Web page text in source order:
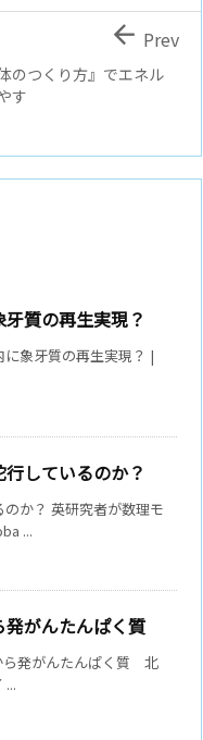
のつくり方』でエネル
す
 Prev
質の再生実現？
象牙質の再生実現？ |
しているのか？
か？ 英研究者が数理モ
...
がんたんぱく質
ら発がんたんぱく質 北
...